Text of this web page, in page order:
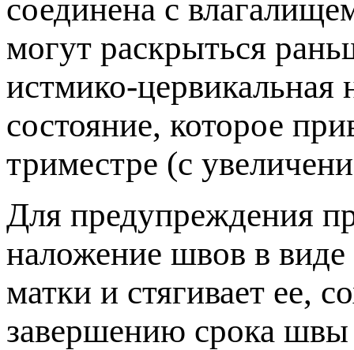
соединена с
могут раскрыться
истмико-цервикальная
состояние, которое
триместре (с
Для предупреждения
наложение швов в
матки и стягивает ее,
завершению срока